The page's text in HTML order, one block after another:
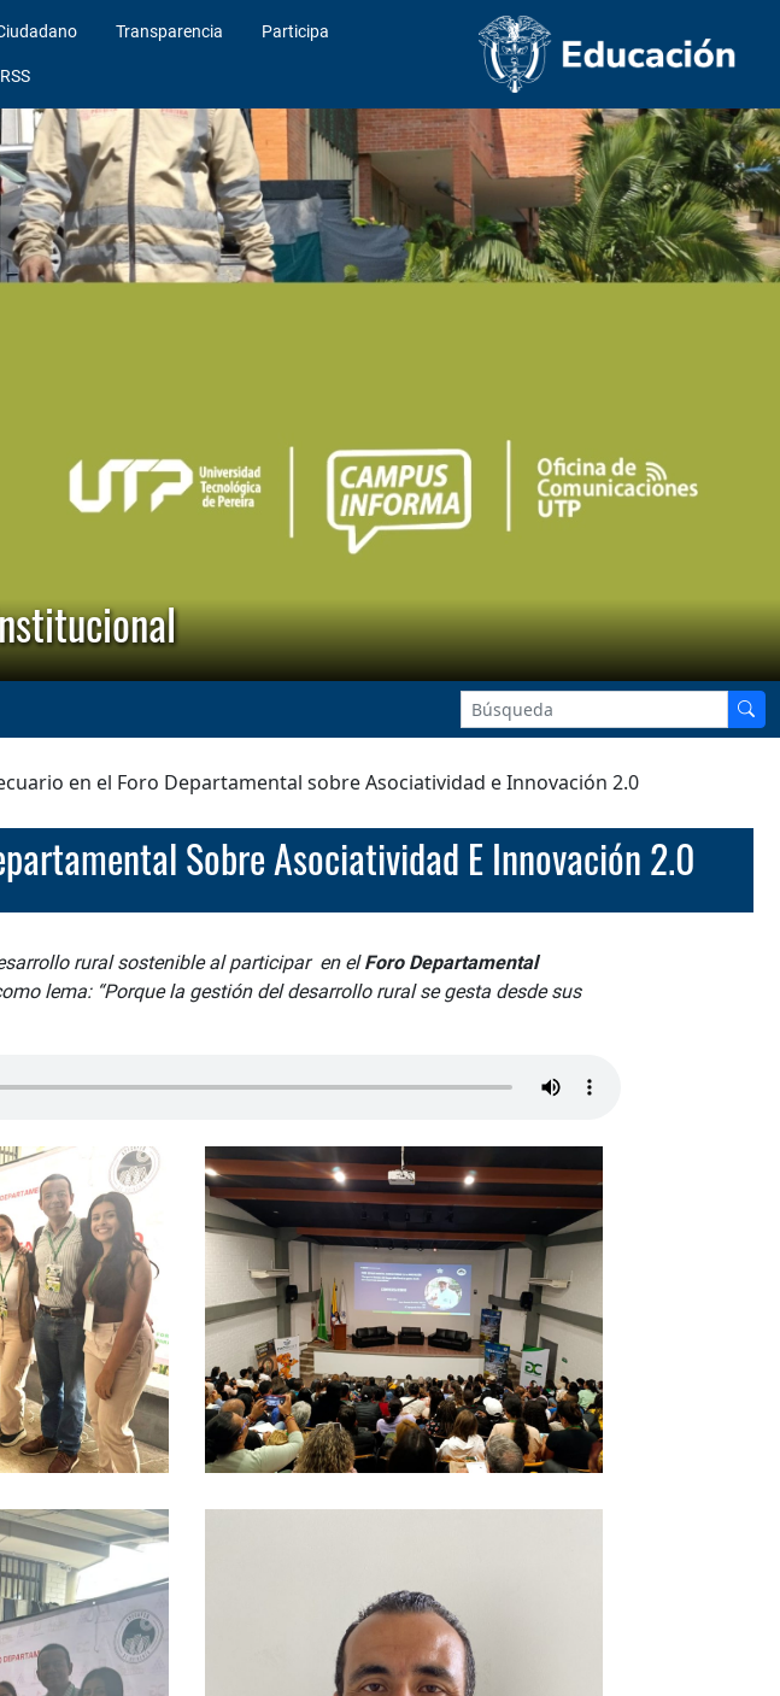
Transparencia Participa
RSS
en el Foro Departamental sobre Asociatividad e Innovación 2.0
Sobre Asociatividad E Innovación 2.0
rural sostenible al participar en elForo Departamental
lema: “Porque la gestión del desarrollo rural se gesta desde sus